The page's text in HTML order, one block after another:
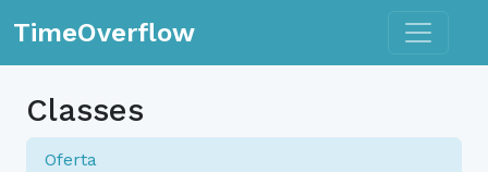
TimeOverflow Toggle
Classes
Oferta